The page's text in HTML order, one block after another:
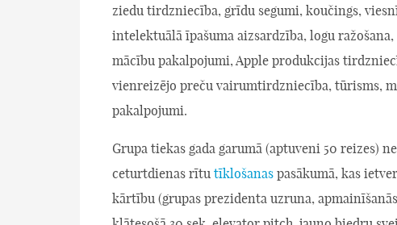
ziedu tirdzniecība, grīdu segumi, koučings,
intelektuālā īpašuma aizsardzība, logu ražošana,
mācību pakalpojumi, Apple produkcijas
vienreizējo preču vairumtirdzniecība, tūrisms,
pakalpojumi.
Grupa tiekas gada garumā (aptuveni 50 reizes)
ceturtdienas rītu tīklošanas pasākumā, kas
kārtību (grupas prezidenta uzruna,